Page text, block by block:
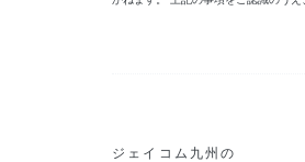
ジェイコム九州の